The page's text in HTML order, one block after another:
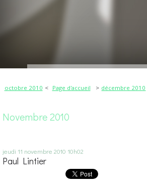
octobre 2010 Page d'accueil décembre 2010
Novembre 2010
jeudi 11 novembre 2010 10h02
Paul Lintier